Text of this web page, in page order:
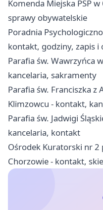
Komenda Miejska PSP
sprawy obywatelskie
Poradnia
kontakt, godziny, zapis i
Parafia św. Wawrzyńca
kancelaria, sakramenty
Parafia św. Franciszka z
Klimzowcu - kontakt,
Parafia św. Jadwigi
kancelaria, kontakt
Ośrodek Kuratorski nr 2
Chorzowie - kontakt,